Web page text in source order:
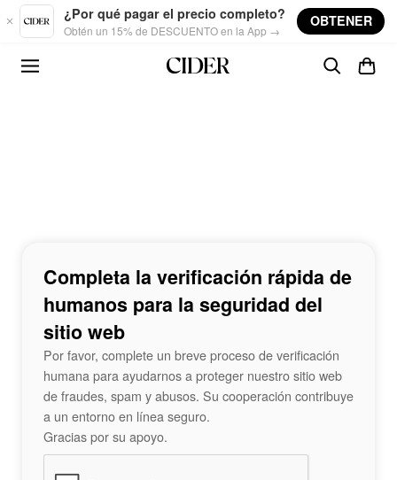
Skip to main content
¿Por qué pagar el precio completo?
Obtén un 15% de DESCUENTO en la App →
OBTENER
Completa la verificación rápida de
humanos para la seguridad del
sitio web
Por favor, complete un breve proceso de verificación
humana para ayudarnos a proteger nuestro sitio web
de fraudes, spam y abusos. Su cooperación contribuye
a un entorno en línea seguro.
Gracias por su apoyo.